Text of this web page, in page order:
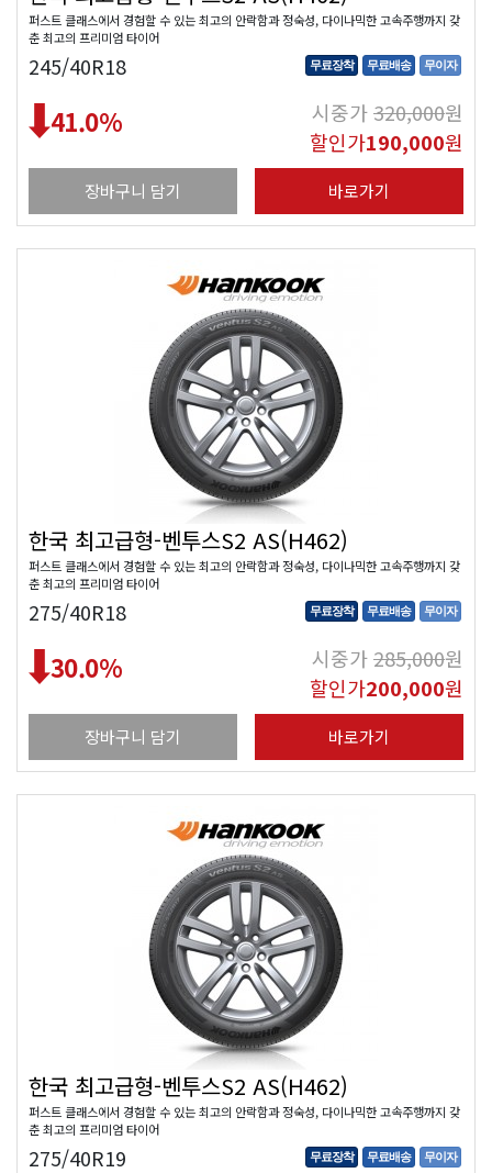
퍼스트 클래스에서 경험할 수 있는 최고의 안락함과 정숙성, 다이나믹한 고속주행까지 갖
춘 최고의 프리미엄 타이어
245/40R18 무료장착 무료배송 무이자
41.0% 시중가320,000원
할인가190,000원
장바구니 담기 바로가기
한국 최고급형-벤투스S2 AS(H462)
퍼스트 클래스에서 경험할 수 있는 최고의 안락함과 정숙성, 다이나믹한 고속주행까지 갖
춘 최고의 프리미엄 타이어
275/40R18 무료장착 무료배송 무이자
30.0% 시중가285,000원
할인가200,000원
장바구니 담기 바로가기
한국 최고급형-벤투스S2 AS(H462)
퍼스트 클래스에서 경험할 수 있는 최고의 안락함과 정숙성, 다이나믹한 고속주행까지 갖
춘 최고의 프리미엄 타이어
275/40R19 무료장착 무료배송 무이자